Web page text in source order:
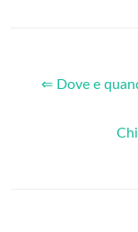
⇐ Dove e